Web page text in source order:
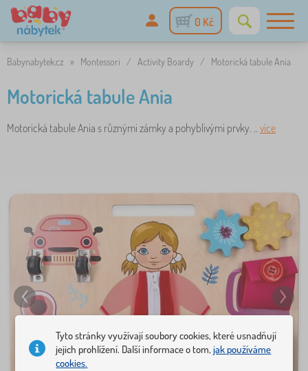
0 Kč
Babynabytek.cz » Montessori / Activity Boardy / Motorická tabule Ania
Motorická tabule Ania
Motorická tabule Ania s různými zámky a pohyblivými prvky. .. více
Tyto stránky využívají soubory cookies, které usnadňují
jejich prohlížení. Další informace o tom,jak používáme
cookies.